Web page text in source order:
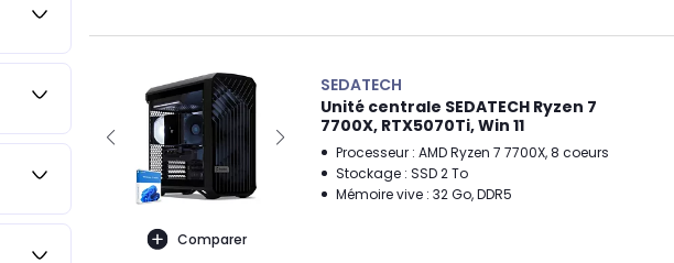
Comparer
SEDATECH
Unité centrale SEDATECH Ryzen 7
7700X, RTX5070Ti, Win 11
Processeur : AMD Ryzen 7 7700X, 8 coeurs
Stockage : SSD 2 To
Mémoire vive : 32 Go, DDR5